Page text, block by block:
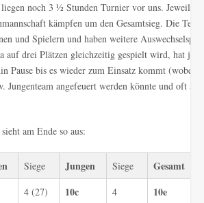
noch 3 ½ Stunden Turnier vor uns. Jeweils
kämpfen um den Gesamtsieg. Die
und Spielern und haben weitere
auf drei Plätzen gleichzeitig gespielt wird, hat
Pause bis es wieder zum Einsatz kommt (wobei
Jungenteam angefeuert werden könnte und oft
am Ende so aus:
Siege Jungen Siege Gesamt
4 (27) 10c 4 10e